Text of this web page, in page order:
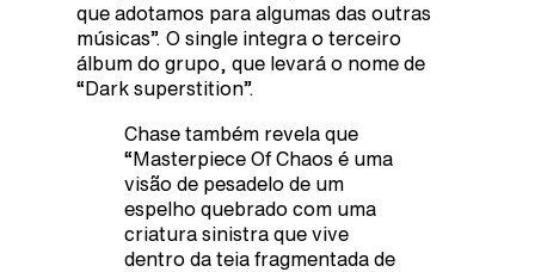
que adotamos para algumas das outras
músicas”. O single integra o terceiro
álbum do grupo, que levará o nome de
“Dark superstition”.
Chase também revela que
“Masterpiece Of Chaos é uma
visão de pesadelo de um
espelho quebrado com uma
criatura sinistra que vive
dentro da teia fragmentada de